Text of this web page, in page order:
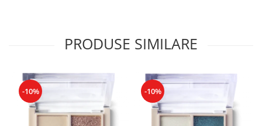
PRODUSE SIMILARE
-10% -10%